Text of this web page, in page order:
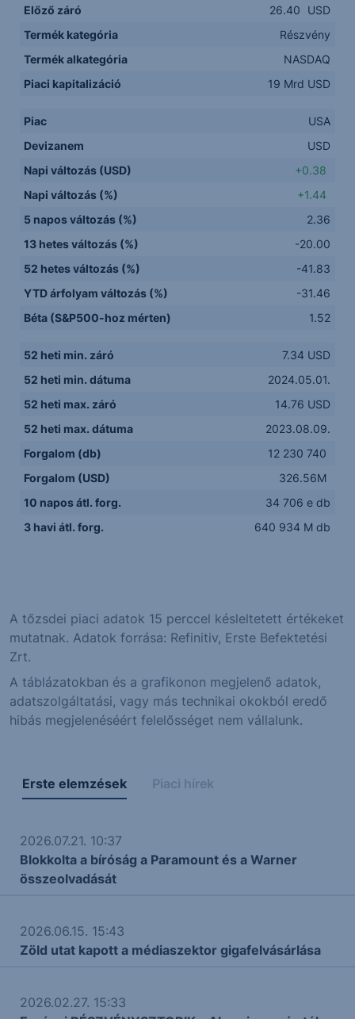
Előző záró
26.40
USD
Termék kategória
Részvény
Termék alkategória
NASDAQ
Piaci kapitalizáció
19 Mrd USD
Piac
USA
Devizanem
USD
Napi változás (USD)
+0.38
Napi változás (%)
+1.44
5 napos változás (%)
2.36
13 hetes változás (%)
-20.00
52 hetes változás (%)
-41.83
YTD árfolyam változás (%)
-31.46
Béta (S&P500-hoz mérten)
1.52
52 heti min. záró
7.34 USD
52 heti min. dátuma
2024.05.01.
52 heti max. záró
14.76 USD
52 heti max. dátuma
2023.08.09.
Forgalom (db)
12 230 740
Forgalom (USD)
326.56M
10 napos átl. forg.
34 706 e db
3 havi átl. forg.
640 934 M db
A tőzsdei piaci adatok 15 perccel késleltetett értékeket
mutatnak. Adatok forrása: Refinitiv, Erste Befektetési
Zrt.
A táblázatokban és a grafikonon megjelenő adatok,
adatszolgáltatási, vagy más technikai okokból eredő
hibás megjelenéséért felelősséget nem vállalunk.
Erste elemzések Piaci hírek
2026.07.21. 10:37
Blokkolta a bíróság a Paramount és a Warner
összeolvadását
2026.06.15. 15:43
Zöld utat kapott a médiaszektor gigafelvásárlása
2026.02.27. 15:33